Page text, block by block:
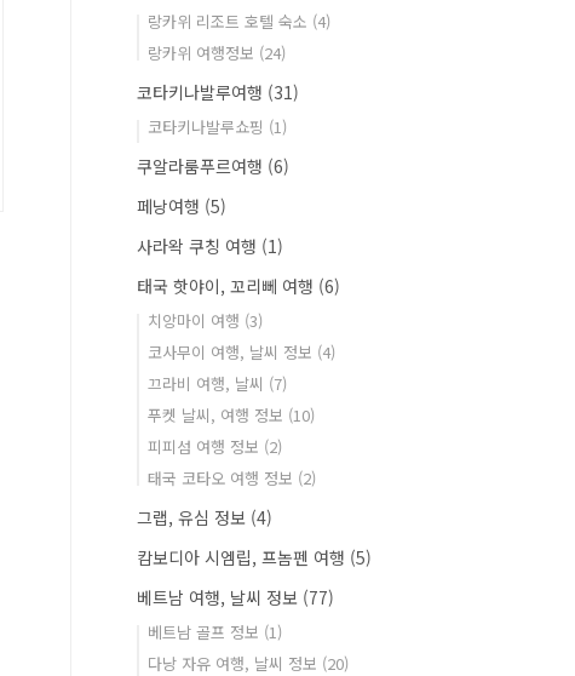
랑카위 리조트 호텔 숙소 (4)
랑카위 여행정보 (24)
코타키나발루여행 (31)
코타키나발루쇼핑 (1)
쿠알라룸푸르여행 (6)
페낭여행 (5)
사라왁 쿠칭 여행 (1)
태국 핫야이, 꼬리뻬 여행 (6)
치앙마이 여행 (3)
코사무이 여행, 날씨 정보 (4)
끄라비 여행, 날씨 (7)
푸켓 날씨, 여행 정보 (10)
피피섬 여행 정보 (2)
태국 코타오 여행 정보 (2)
그랩, 유심 정보 (4)
캄보디아 시엠립, 프놈펜 여행 (5)
베트남 여행, 날씨 정보 (77)
베트남 골프 정보 (1)
다낭 자유 여행, 날씨 정보 (20)